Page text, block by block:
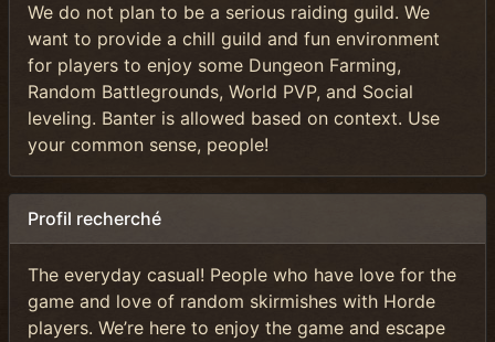
We do not plan to be a serious raiding guild. We
want to provide a chill guild and fun environment
for players to enjoy some Dungeon Farming,
Random Battlegrounds, World PVP, and Social
leveling. Banter is allowed based on context. Use
your common sense, people!
Profil recherché
The everyday casual! People who have love for the
game and love of random skirmishes with Horde
players. We’re here to enjoy the game and escape